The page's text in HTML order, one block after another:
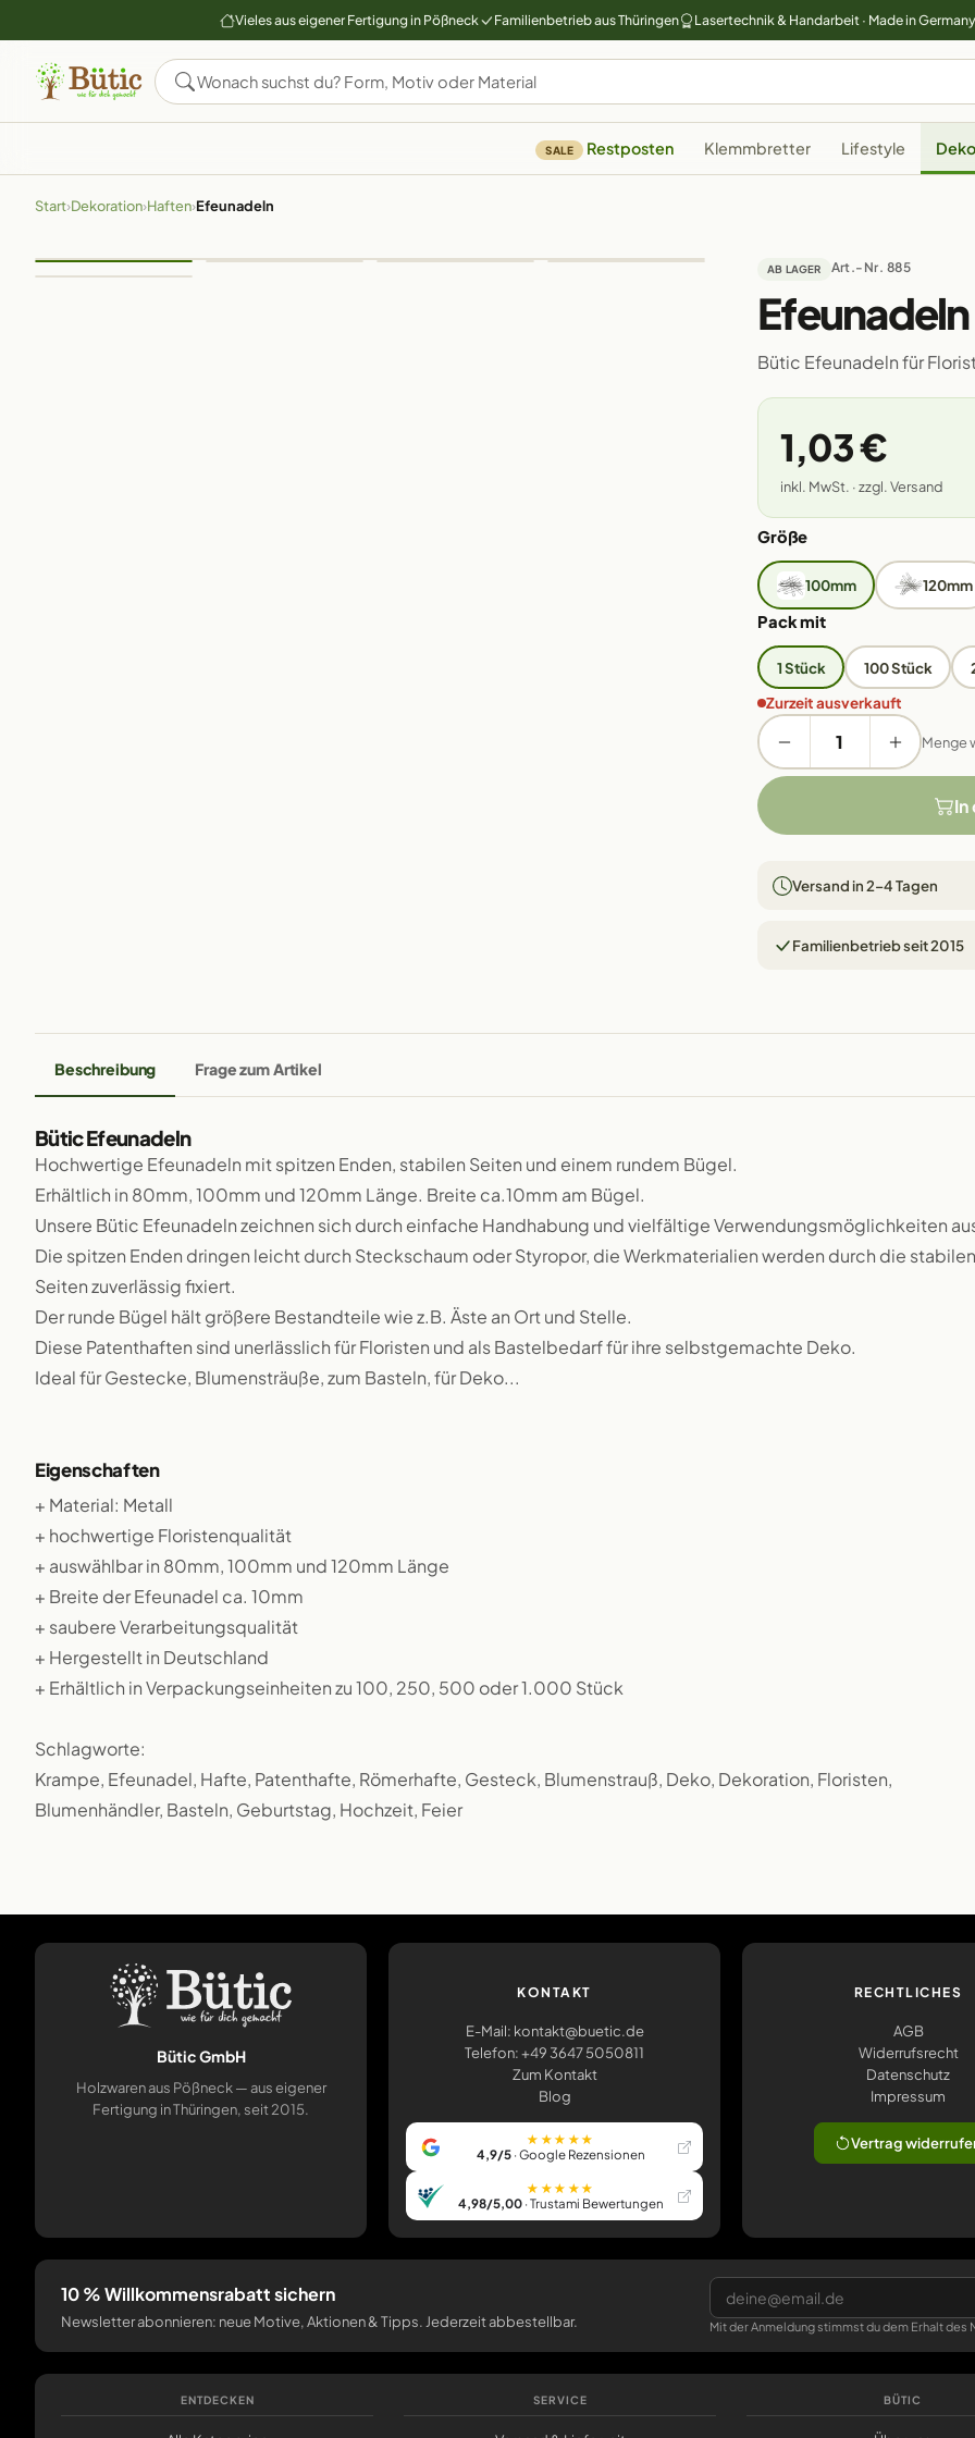
Vieles aus eigener Fertigung in Pößneck Familienbetrieb aus Thüringen Lasertechnik & Handarbeit · Made in Germany
SALE Restposten Klemmbretter Lifestyle
Start›Dekoration›Haften›Efeunadeln
AB LAGER Art.-Nr. 885
Efeunadeln
Bütic Efeunadeln für
1,03 €
inkl. MwSt. · zzgl. Versand
Größe
100mm 120mm
Pack mit
1 Stück 100 Stück
Zurzeit ausverkauft
Menge
In
Versand in 2–4 Tagen
Familienbetrieb seit 2015
Beschreibung Frage zum Artikel
Bütic Efeunadeln
Hochwertige Efeunadeln mit spitzen Enden, stabilen Seiten und einem rundem Bügel.
Erhältlich in 80mm, 100mm und 120mm Länge. Breite ca.10mm am Bügel.
Unsere Bütic Efeunadeln zeichnen sich durch einfache Handhabung und vielfältige Verwendungsmöglichkeiten
Die spitzen Enden dringen leicht durch Steckschaum oder Styropor, die Werkmaterialien werden durch die stabilen
Seiten zuverlässig fixiert.
Der runde Bügel hält größere Bestandteile wie z.B. Äste an Ort und Stelle.
Diese Patenthaften sind unerlässlich für Floristen und als Bastelbedarf für ihre selbstgemachte Deko.
Ideal für Gestecke, Blumensträuße, zum Basteln, für Deko...
Eigenschaften
+ Material: Metall
+ hochwertige Floristenqualität
+ auswählbar in 80mm, 100mm und 120mm Länge
+ Breite der Efeunadel ca. 10mm
+ saubere Verarbeitungsqualität
+ Hergestellt in Deutschland
+ Erhältlich in Verpackungseinheiten zu 100, 250, 500 oder 1.000 Stück
Schlagworte:
Krampe, Efeunadel, Hafte, Patenthafte, Römerhafte, Gesteck, Blumenstrauß, Deko, Dekoration, Floristen,
Blumenhändler, Basteln, Geburtstag, Hochzeit, Feier
Bütic GmbH
Holzwaren aus Pößneck — aus eigener
Fertigung in Thüringen, seit 2015.
KONTAKT
E-Mail: kontakt@buetic.de
Telefon: +49 3647 5050811
Zum Kontakt
Blog
★★★★★
4,9/5 · Google Rezensionen
★★★★★
4,98/5,00 · Trustami Bewertungen
RECHTLICHES
AGB
Widerrufsrecht
Datenschutz
Impressum
Vertrag
10 % Willkommensrabatt sichern
Newsletter abonnieren: neue Motive, Aktionen & Tipps. Jederzeit abbestellbar. Mit der Anmeldung stimmst du dem Erhalt
ENTDECKEN SERVICE BÜTIC